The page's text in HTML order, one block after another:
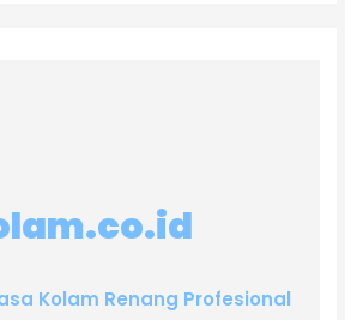
Kolam Renang Profesional